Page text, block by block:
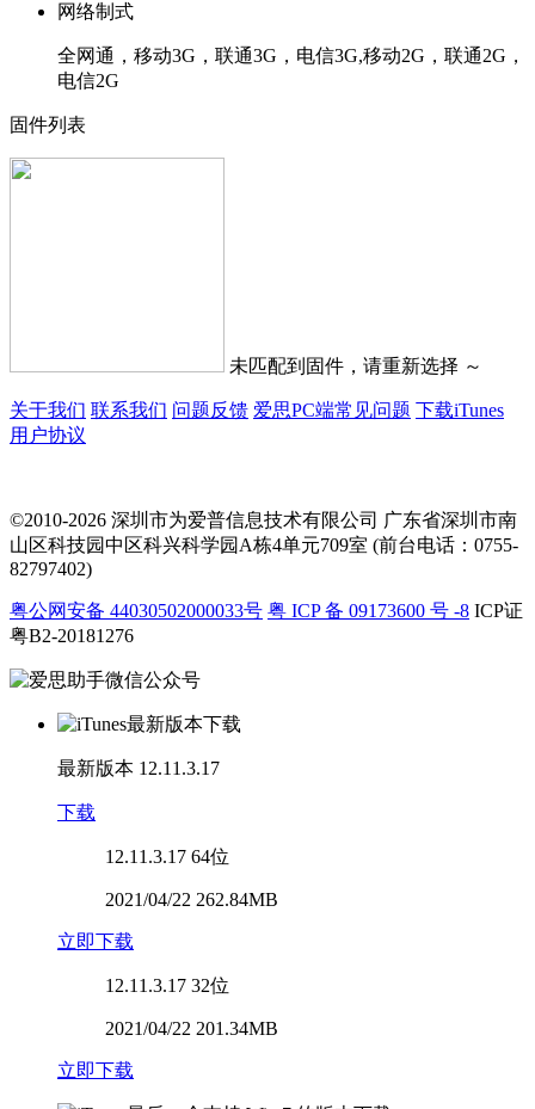
网络制式
全网通，移动3G，联通3G，电信3G,移动2G，联通2G，
电信2G
固件列表
未匹配到固件，请重新选择 ～
关于我们 联系我们 问题反馈 爱思PC端常见问题 下载iTunes
用户协议
©2010-2026 深圳市为爱普信息技术有限公司 广东省深圳市南
山区科技园中区科兴科学园A栋4单元709室 (前台电话：0755-
82797402)
粤公网安备 44030502000033号 粤 ICP 备 09173600 号 -8 ICP证
粤B2-20181276
最新版本 12.11.3.17
下载
12.11.3.17 64位
2021/04/22 262.84MB
立即下载
12.11.3.17 32位
2021/04/22 201.34MB
立即下载